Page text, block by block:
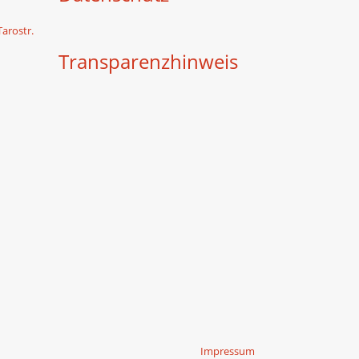
Transparenzhinweis
Impressum